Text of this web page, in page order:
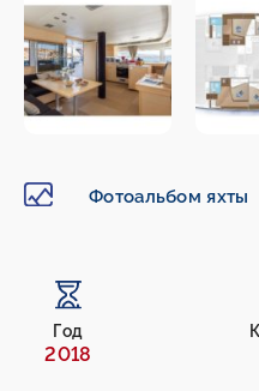
Фотоальбом яхты
Год
2018